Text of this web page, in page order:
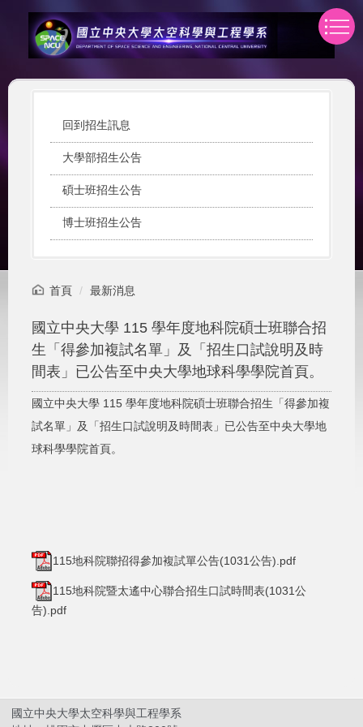
內
回到招生訊息
大學部招生公告
碩士班招生公告
博士班招生公告
首頁 最新消息
國立中央大學 115 學年度地科院碩士班聯合招
生「得參加複試名單」及「招生口試說明及時
間表」已公告至中央大學地球科學學院首頁。
國立中央大學 115 學年度地科院碩士班聯合招生「得參加複
試名單」及「招生口試說明及時間表」已公告至中央大學地
球科學學院首頁。
115地科院聯招得參加複試單公告(1031公告).pdf
115地科院暨太遙中心聯合招生口試時間表(1031公
告).pdf
國立中央大學太空科學與工程學系